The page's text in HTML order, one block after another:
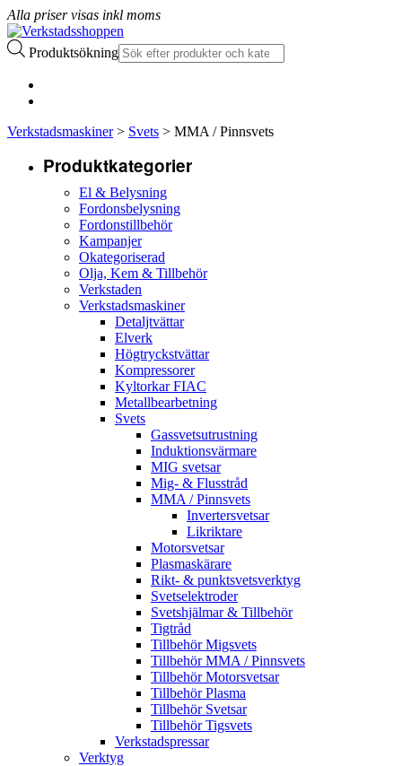
Alla priser visas inkl moms
Produktsökning
Verkstadsmaskiner> Svets > MMA / Pinnsvets
Produktkategorier
El & Belysning
Fordonsbelysning
Fordonstillbehör
Kampanjer
Okategoriserad
Olja, Kem & Tillbehör
Verkstaden
Verkstadsmaskiner
Detaljtvättar
Elverk
Högtryckstvättar
Kompressorer
Kyltorkar FIAC
Metallbearbetning
Svets
Gassvetsutrustning
Induktionsvärmare
MIG svetsar
Mig- & Flusstråd
MMA / Pinnsvets
Invertersvetsar
Likriktare
Motorsvetsar
Plasmaskärare
Rikt- & punktsvetsverktyg
Svetselektroder
Svetshjälmar & Tillbehör
Tigtråd
Tillbehör Migsvets
Tillbehör MMA / Pinnsvets
Tillbehör Motorsvetsar
Tillbehör Plasma
Tillbehör Svetsar
Tillbehör Tigsvets
Verkstadspressar
Verktyg